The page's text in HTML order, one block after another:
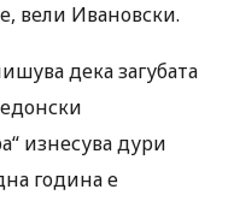
вели Ивановски.
дека загубата
изнесува дури
година е